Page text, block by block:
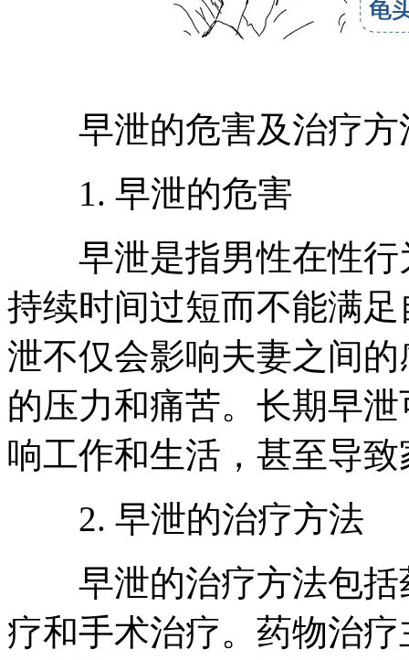
早泄的危害及治疗方
1. 早泄的危害
早泄是指男性在性行
持续时间过短而不能满
泄不仅会影响夫妻之间
的压力和痛苦。长期早
响工作和生活，甚至导
2. 早泄的治疗方法
早泄的治疗方法包括
疗和手术治疗。药物治